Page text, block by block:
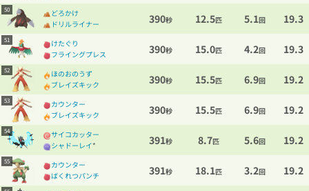
50
どろかけ
ドリルライナー
390秒 12.5匹 5.1回 19.3
51
けたぐり
フライングプレス
390秒 15.0匹 4.2回 19.3
52
ほのおのうず
ブレイズキック
390秒 15.5匹 6.9回 19.2
53
カウンター
ブレイズキック
390秒 15.5匹 6.9回 19.2
54
サイコカッター
シャドーレイ* 391秒 8.7匹 5.6回 19.2
55
カウンター
ばくれつパンチ
391秒 18.1匹 3.2回 19.2